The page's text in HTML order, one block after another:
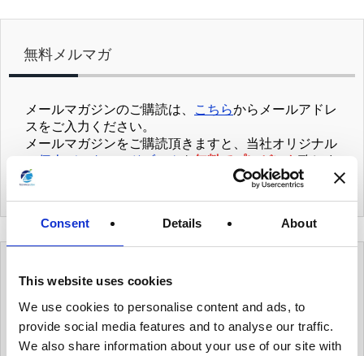
Consent Details About
This website uses cookies
We use cookies to personalise content and ads, to
provide social media features and to analyse our traffic.
We also share information about your use of our site with
無料メルマガ
メールマガジンのご購読は、 こちらからメールアドレ
スをご入力ください。
メールマガジンをご購読頂きますと、当社オリジナル
個人データハンドブック を 無料でプレゼント 致しま
す。
カテゴリー
有用情報